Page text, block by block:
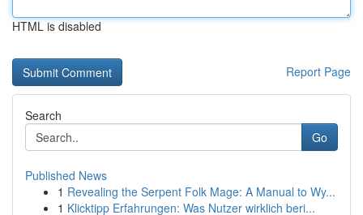
HTML is disabled
Report Page
Search
Go
Published News
1 Revealing the Serpent Folk Mage: A Manual to Wy...
1 Klicktipp Erfahrungen: Was Nutzer wirklich beri...